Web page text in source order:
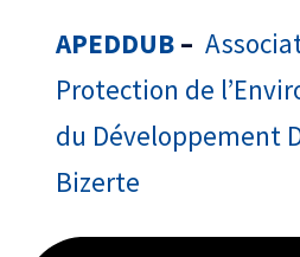
APEDDUB –
Protection de
du Développement
Bizerte